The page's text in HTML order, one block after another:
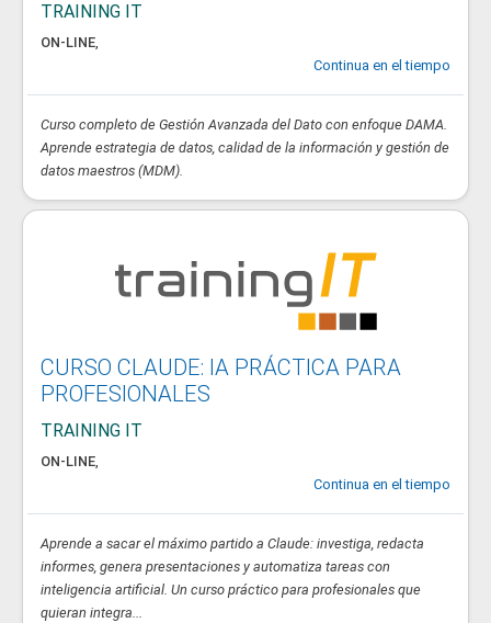
TRAINING IT
ON-LINE,
Continua en el tiempo
Curso completo de Gestión Avanzada del Dato con enfoque DAMA.
Aprende estrategia de datos, calidad de la información y gestión de
datos maestros (MDM).
CURSO CLAUDE: IA PRÁCTICA PARA
PROFESIONALES
TRAINING IT
ON-LINE,
Continua en el tiempo
Aprende a sacar el máximo partido a Claude: investiga, redacta
informes, genera presentaciones y automatiza tareas con
inteligencia artificial. Un curso práctico para profesionales que
quieran integra...